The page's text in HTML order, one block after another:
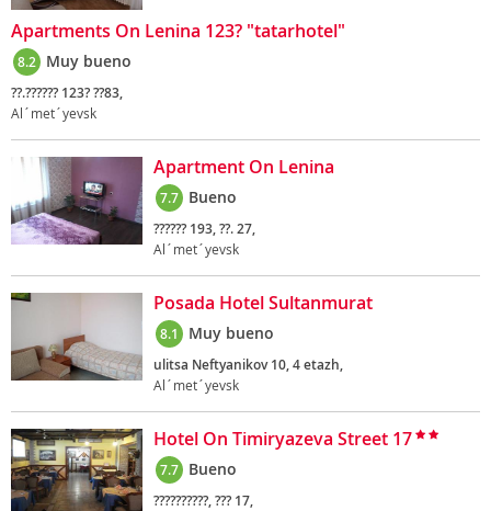
Apartments On Lenina 123? "tatarhotel"
8.2 Muy bueno
??.?????? 123? ??83,
Al´met´yevsk
Apartment On Lenina
7.7 Bueno
?????? 193, ??. 27,
Al´met´yevsk
Posada Hotel Sultanmurat
8.1 Muy bueno
ulitsa Neftyanikov 10, 4 etazh,
Al´met´yevsk
Hotel On Timiryazeva Street 17
7.7 Bueno
??????????, ??? 17,